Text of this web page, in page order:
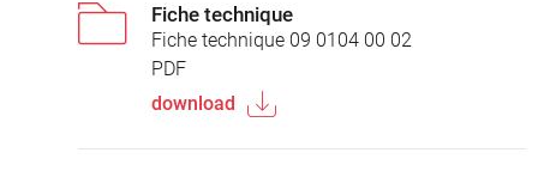
Fiche technique
Fiche technique 09 0104 00 02
PDF
download